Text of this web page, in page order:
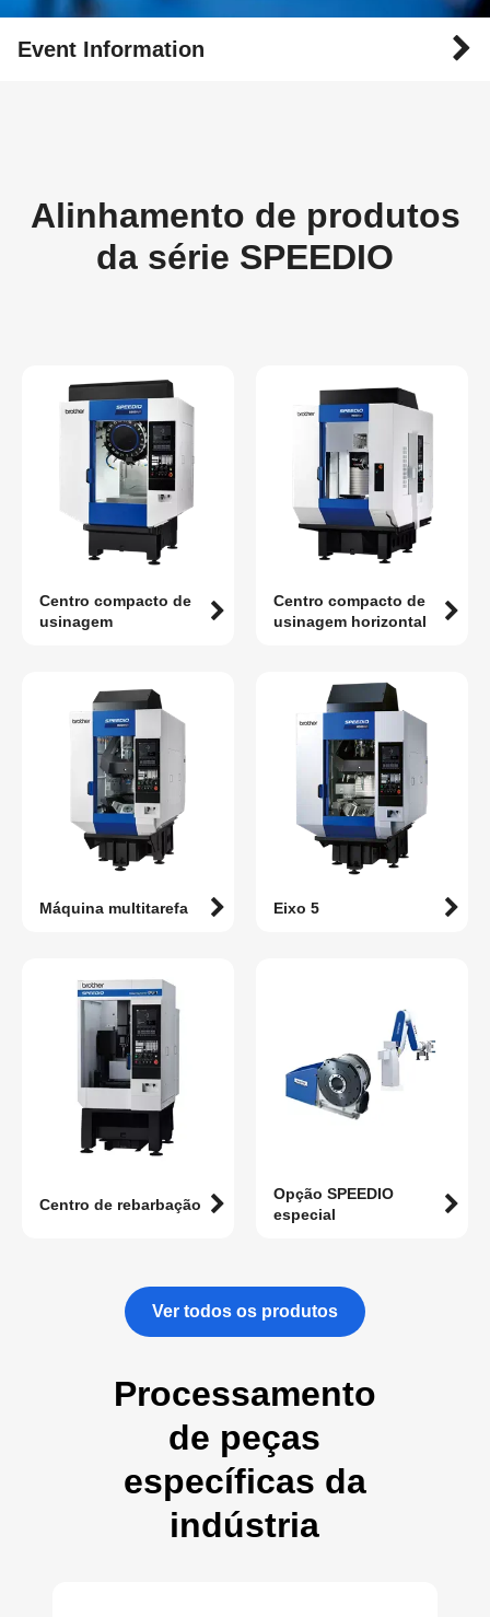
Event Information
Alinhamento de produtos
da série SPEEDIO
Centro compacto de
usinagem
Centro compacto de
usinagem horizontal
Máquina multitarefa Eixo 5
Centro de rebarbação
Opção SPEEDIO
especial
Ver todos os produtos
Processamento
de peças
específicas da
indústria